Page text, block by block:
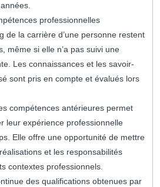
professionnelles
de la carrière d’une personne restent
même si elle n’a pas suivi une
Les connaissances et les savoir-
sont pris en compte et évalués lors
compétences antérieures permet
leur expérience professionnelle
Elle offre une opportunité de mettre
et les responsabilités
contextes professionnels.
des qualifications obtenues par